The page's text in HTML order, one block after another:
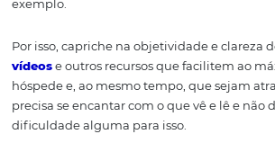
estejam alinhados com a lógica que
Seja objetivo,
e encante